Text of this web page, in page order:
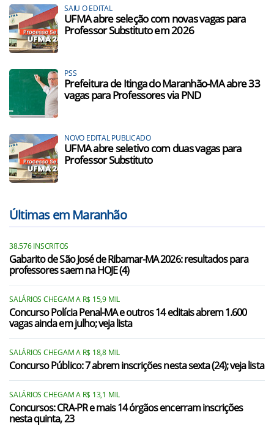
SAIU O EDITAL
UFMA abre seleção com novas vagas para
Professor Substituto em 2026
PSS
Prefeitura de Itinga do Maranhão-MA abre 33
vagas para Professores via PND
NOVO EDITAL PUBLICADO
UFMA abre seletivo com duas vagas para
Professor Substituto
Últimas em Maranhão
38.576 INSCRITOS
Gabarito de São José de Ribamar-MA 2026: resultados para
professores saem na HOJE (4)
SALÁRIOS CHEGAM A R$ 15,9 MIL
Concurso Polícia Penal-MA e outros 14 editais abrem 1.600
vagas ainda em julho; veja lista
SALÁRIOS CHEGAM A R$ 18,8 MIL
Concurso Público: 7 abrem inscrições nesta sexta (24); veja lista
SALÁRIOS CHEGAM A R$ 13,1 MIL
Concursos: CRA-PR e mais 14 órgãos encerram inscrições
nesta quinta, 23